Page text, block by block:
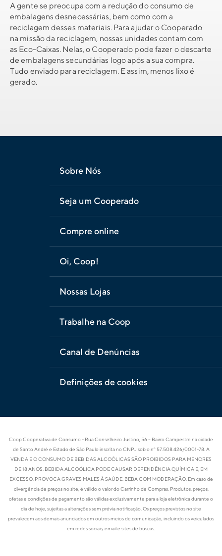
A gente se preocupa com a redução do consumo de
embalagens desnecessárias, bem como com a
reciclagem desses materiais. Para ajudar o Cooperado
na missão da reciclagem, nossas unidades contam com
as Eco-Caixas. Nelas, o Cooperado pode fazer o descarte
de embalagens secundárias logo após a sua compra.
Tudo enviado para reciclagem. E assim, menos lixo é
gerado.
Sobre Nós
Seja um Cooperado
Compre online
Oi, Coop!
Nossas Lojas
Trabalhe na Coop
Canal de Denúncias
Definições de cookies
Coop Cooperativa de Consumo - Rua Conselheiro Justino, 56 – Bairro Campestre na cidade
de Santo André e Estado de São Paulo inscrita no CNPJ sob o nº 57.508.426/0001-78. A
VENDA E O CONSUMO DE BEBIDAS ALCOÓLICAS SÃO PROIBIDOS PARA MENORES
DE 18 ANOS. BEBIDA ALCOÓLICA PODE CAUSAR DEPENDÊNCIA QUÍMICA E, EM
EXCESSO, PROVOCA GRAVES MALES À SAÚDE. BEBA COM MODERAÇÃO. Em caso de
divergência de preços no site, é válido o valor do Carrinho de Compras. Produtos, preços,
ofetas e condições de pagamento são válidas exclusivamente para a loja eletrônica durante o
dia de hoje, sujeitas a alterações sem prévia notificação. Os preços previstos no site
prevalecem aos demais anunciados em outros meios de comunicação, incluindo os veiculados
em redes sociais, email e sites de buscas.